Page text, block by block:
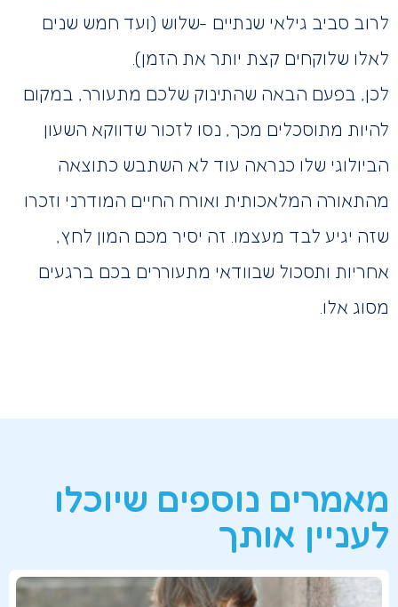
לרוב סביב גילאי שנתיים -שלוש (ועד חמש שנים
לאלו שלוקחים קצת יותר את הזמן).
לכן, בפעם הבאה שהתינוק שלכם מתעורר, במקום
להיות מתוסכלים מכך, נסו לזכור שדווקא השעון
הביולוגי שלו כנראה עוד לא השתבש כתוצאה
מהתאורה המלאכותית ואורח החיים המודרני וזכרו
שזה יגיע לבד מעצמו. זה יסיר מכם המון לחץ,
אחריות ותסכול שבוודאי מתעוררים בכם ברגעים
מסוג אלו.
מאמרים נוספים שיוכלו
לעניין אותך